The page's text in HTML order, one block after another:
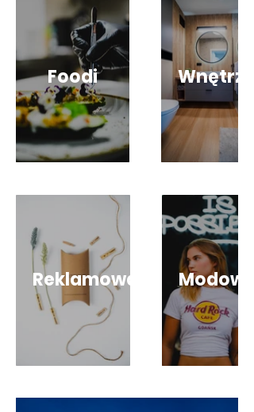
Foodi Wnętrza
Reklamowa Modowa